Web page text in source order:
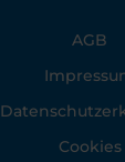
AGB
Cookies